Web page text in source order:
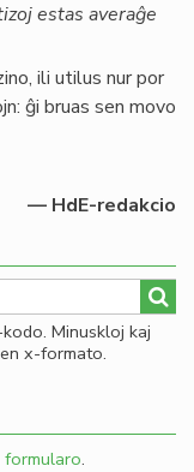
estas averaĝe
ili utilus nur por
ĝi bruas sen movo
— HdE-redakcio
Minuskloj kaj
x-formato.
formularo.